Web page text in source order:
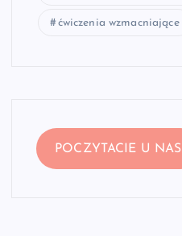
ćwiczenia wzmacniające
POCZYTACIE U NAS